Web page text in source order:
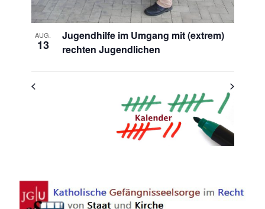
AUG.
13
Jugendhilfe im Umgang mit (extrem)
rechten Jugendlichen